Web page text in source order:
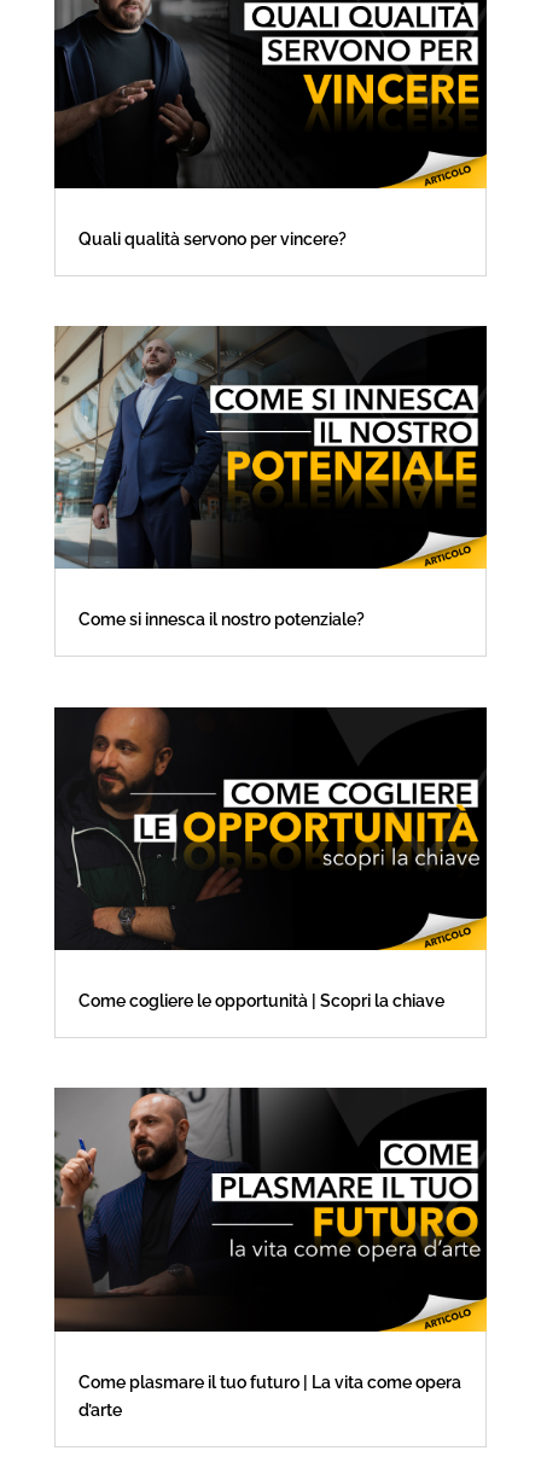
Quali qualità servono per vincere?
Come si innesca il nostro potenziale?
Come cogliere le opportunità | Scopri la chiave
Come plasmare il tuo futuro | La vita come opera
d’arte